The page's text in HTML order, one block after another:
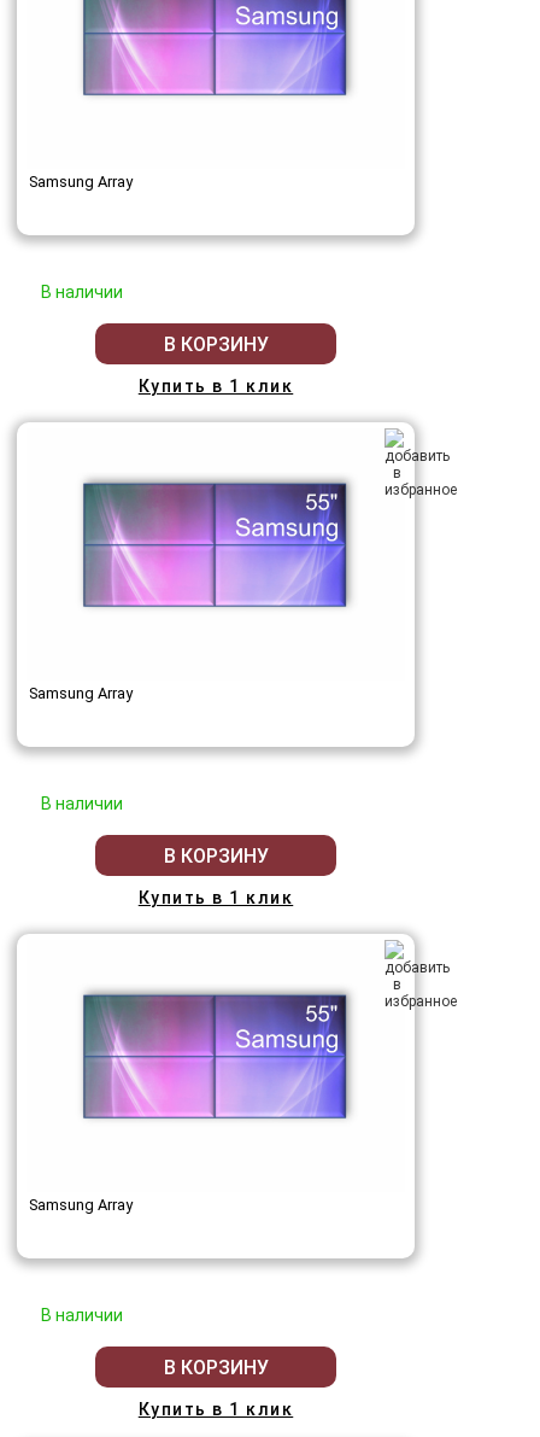
Samsung Array
В наличии
В КОРЗИНУ
Купить в 1 клик
Samsung Array
В наличии
В КОРЗИНУ
Купить в 1 клик
Samsung Array
В наличии
В КОРЗИНУ
Купить в 1 клик